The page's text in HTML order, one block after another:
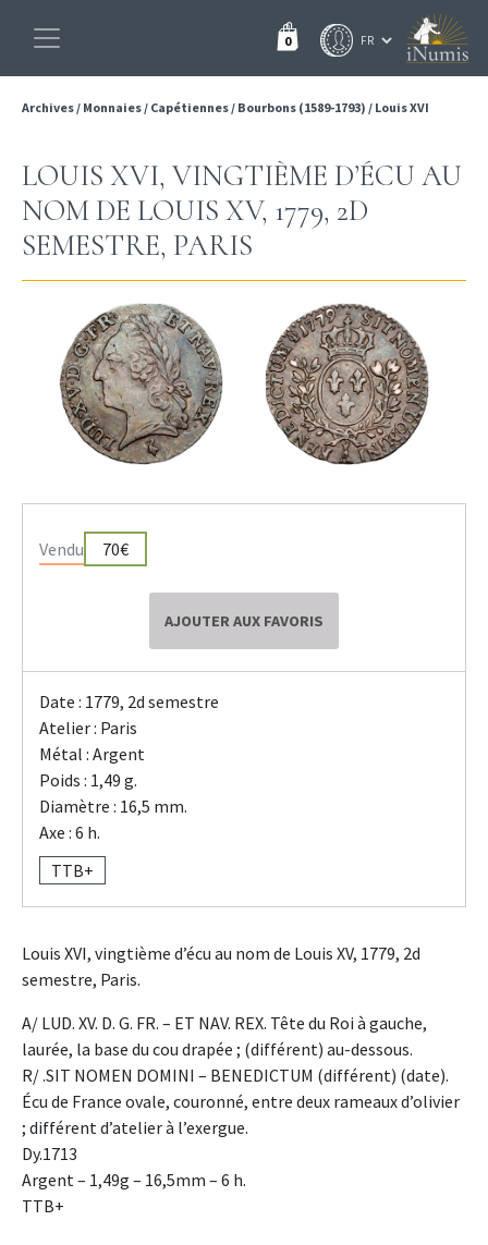
0
Archives/ Monnaies/ Capétiennes/ Bourbons (1589-1793) / Louis XVI
LOUIS XVI, VINGTIÈME D’ÉCU AU
NOM DE LOUIS XV, 1779, 2D
SEMESTRE, PARIS
Vendu 70€
AJOUTER AUX FAVORIS
Date : 1779, 2d semestre
Atelier : Paris
Métal : Argent
Poids : 1,49 g.
Diamètre : 16,5 mm.
Axe : 6 h.
TTB+
Louis XVI, vingtième d’écu au nom de Louis XV, 1779, 2d
semestre, Paris.
A/ LUD. XV. D. G. FR. – ET NAV. REX. Tête du Roi à gauche,
laurée, la base du cou drapée ; (différent) au-dessous.
R/ .SIT NOMEN DOMINI – BENEDICTUM (différent) (date).
Écu de France ovale, couronné, entre deux rameaux d’olivier
; différent d’atelier à l’exergue.
Dy.1713
Argent – 1,49g – 16,5mm – 6 h.
TTB+